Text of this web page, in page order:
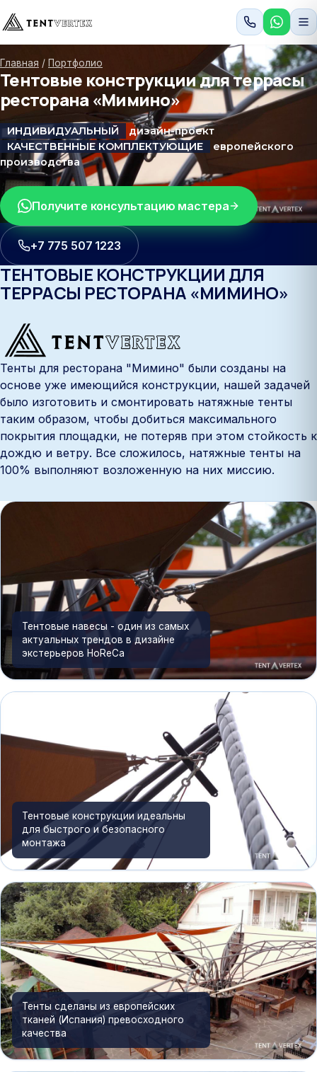
Главная / Портфолио
Тентовые конструкции для террасы
ресторана «Мимино»
ИНДИВИДУАЛЬНЫЙ
дизайн-проект
КАЧЕСТВЕННЫЕ КОМПЛЕКТУЮЩИЕ
европейского
производства
Получите консультацию мастера
+7 775 507 1223
ТЕНТОВЫЕ КОНСТРУКЦИИ ДЛЯ
ТЕРРАСЫ РЕСТОРАНА «МИМИНО»
Тенты для ресторана "Мимино" были созданы на
основе уже имеющийся конструкции, нашей задачей
было изготовить и смонтировать натяжные тенты
таким образом, чтобы добиться максимального
покрытия площадки, не потеряв при этом стойкость к
дождю и ветру. Все сложилось, натяжные тенты на
100% выполняют возложенную на них миссию.
Тентовые навесы - один из самых
актуальных трендов в дизайне
экстерьеров HoReCa
Тентовые конструкции идеальны
для быстрого и безопасного
монтажа
Тенты сделаны из европейских
тканей (Испания) превосходного
качества